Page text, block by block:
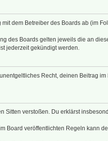
dem Betreiber des Boards ab (im
des Boards gelten jeweils die an
jederzeit gekündigt werden.
Recht, deinen Beitrag
verstoßen. Du erklärst
veröffentlichten Regeln kann